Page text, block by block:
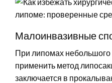
Малоинвазивные
При липомах
применить метод
заключается в